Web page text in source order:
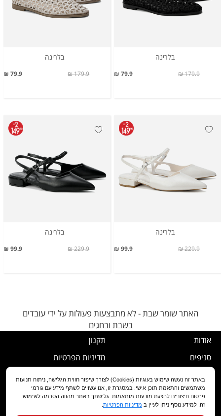
בלרינה
79.9 ₪ 179.9 ₪
בלרינה
79.9 ₪ 179.9 ₪
בלרינה
99.9 ₪ 229.9 ₪
בלרינה
99.9 ₪ 229.9 ₪
האתר שומר שבת - לא מתבצעות פעולות על ידי עובדים
בשבת ובחגים
אודות
סניפים
שירות לקוחות
מועדון לקוחות
תקנון
מדיניות הפרטיות
נוהל ביטול עסקה
מדיניות החלפה/החזרה/ביטול
הצהרת נגישות
באתר זה נעשה שימוש בעוגיות (Cookies) לצורך שיפור חווית הגלישה, ניתוח תנועות
משתמשים והתאמת תוכן אישי. במסגרת זו, אנו עשויים לשתף מידע עם גורמי
פרסום חיצוניים להצגת מודעות מותאמות. גלישתך באתר מהווה הסכמה לשימוש
זה. למידע נוסף ניתן לעיין ב מדיניות הפרטיות